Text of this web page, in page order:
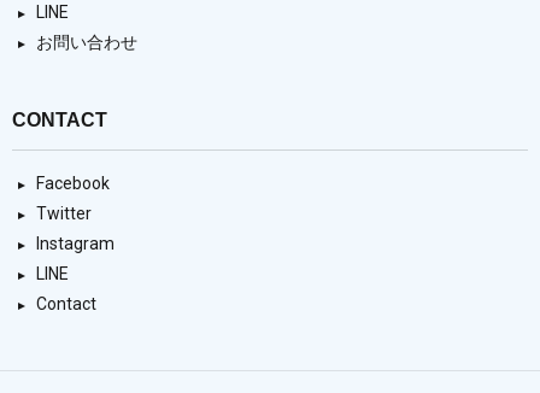
LINE
お問い合わせ
CONTACT
Facebook
Twitter
Instagram
LINE
Contact